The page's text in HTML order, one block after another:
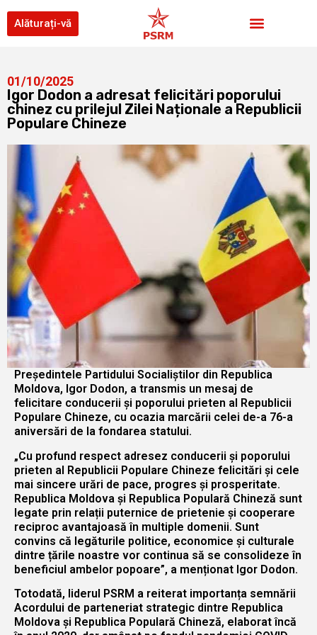
Alăturați-vă
01/10/2025
Igor Dodon a adresat felicitări poporului
chinez cu prilejul Zilei Naționale a Republicii
Populare Chineze
Președintele Partidului Socialiștilor din Republica
Moldova, Igor Dodon, a transmis un mesaj de
felicitare conducerii și poporului prieten al Republicii
Populare Chineze, cu ocazia marcării celei de-a 76-a
aniversări de la fondarea statului.
„Cu profund respect adresez conducerii și poporului
prieten al Republicii Populare Chineze felicitări și cele
mai sincere urări de pace, progres și prosperitate.
Republica Moldova și Republica Populară Chineză sunt
legate prin relații puternice de prietenie și cooperare
reciproc avantajoasă în multiple domenii. Sunt
convins că legăturile politice, economice și culturale
dintre țările noastre vor continua să se consolideze în
beneficiul ambelor popoare”, a menționat Igor Dodon.
Totodată, liderul PSRM a reiterat importanța semnării
Acordului de parteneriat strategic dintre Republica
Moldova și Republica Populară Chineză, elaborat încă